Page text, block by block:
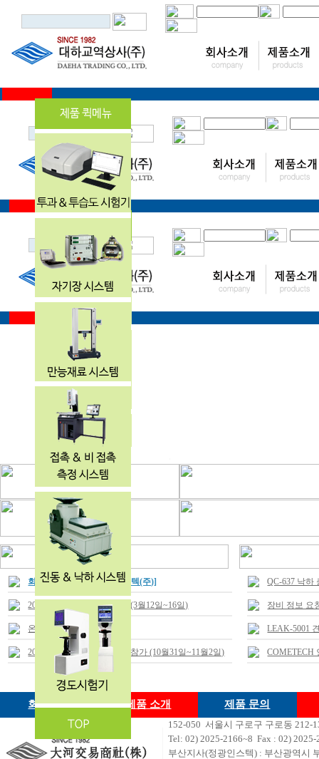
회사 상호명 변경 [대하에드텍(주)]
2019 KOPLAS 전시회 참가 (3월12일~16일)
온라인 견적 문의시
2018 철강.비철금속 산업전 참가 (10월31일~11월2일)
QC-637 낙하
장비 정보 요
LEAK-5001
COMETECH
회사소개 제품 소개 제품 문의
152-050 서울시 구로구 구로동 212-
Tel: 02) 2025-2166~8 Fax : 02)
부산지사(정광인스텍) : 부산광역시